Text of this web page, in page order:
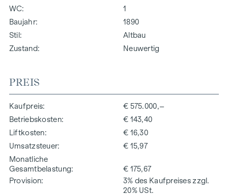
WC
1
Baujahr
1890
Stil
Altbau
Zustand
Neuwertig
PREIS
Kaufpreis
€ 575.000,–
Betriebskosten
€ 143,40
Liftkosten
€ 16,30
Umsatzsteuer
€ 15,97
Monatliche
Gesamtbelastung
€ 175,67
Provision
3% des Kaufpreises zzgl.
20% USt.